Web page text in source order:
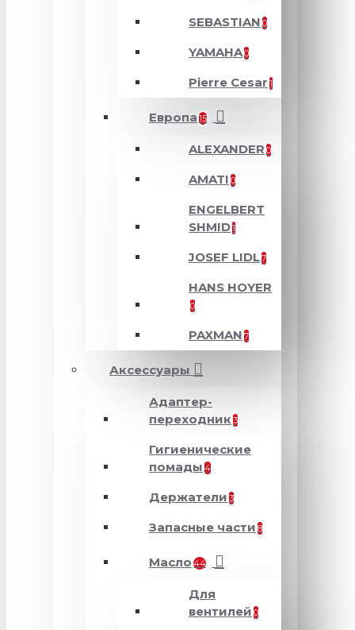
SEBASTIAN 0
YAMAHA0
Pierre Cesar 1
Европа 15
ALEXANDER 0
AMATI 0
ENGELBERT
SHMID1
JOSEF LIDL7
HANS HOYER
0
PAXMAN 7
Аксессуары
Адаптер-
переходник 3
Гигиенические
помады 4
Держатели 3
Запасные части 8
Масло 44
Для
вентилей 0